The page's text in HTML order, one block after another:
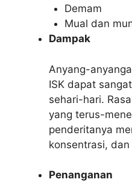
Demam
Mual dan
Dampak
Anyang-
ISK dapat
sehari-hari.
yang terus-
penderitanya
konsentrasi,
Penanganan